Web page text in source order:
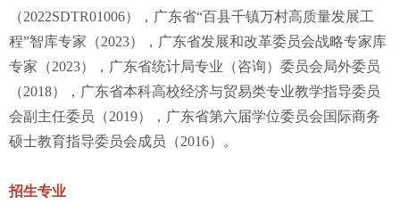
（2022SDTR01006），广东省“百县千镇万村高质量发展工
程”智库专家（2023），广东省发展和改革委员会战略专家库
专家（2023），广东省统计局专业（咨询）委员会局外委员
（2018），广东省本科高校经济与贸易类专业教学指导委员
会副主任委员（2019），广东省第六届学位委员会国际商务
硕士教育指导委员会成员（2016）。
招生专业